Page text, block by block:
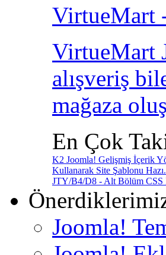
VirtueMart
VirtueMart
alışveriş
mağaza
En Çok
K2 Joomla! Gelişmiş İçerik
Kullanarak Site Şablonu
JTY/B4/D8 - Alt Bölüm CSS
Joomla!